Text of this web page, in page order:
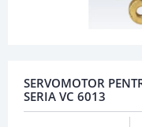
SERVOMOTOR
SERIA VC 6013